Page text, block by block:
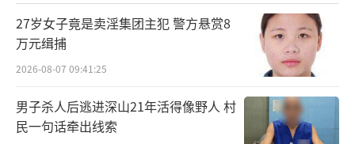
27岁女子竟是卖淫集团主犯 警方悬赏8
万元缉捕
2026-08-07 09:41:25
男子杀人后逃进深山21年活得像野人 村
民一句话牵出线索